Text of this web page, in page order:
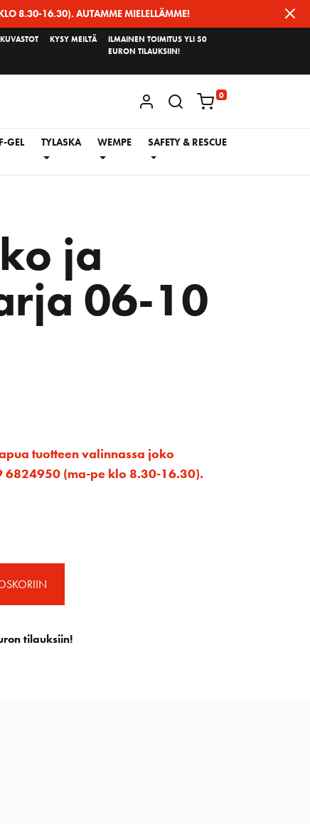
8.30-16.30). AUTAMME MIELELLÄMME!
KUVASTOT KYSY MEILTÄ
ILMAINEN TOIMITUS YLI 50
EURON TILAUKSIIN!
KIRJAUDU / REKISTERÖIDY
0
GEL TYLASKA WEMPE SAFETY & RESCUE
ja
06-10
tuotteen valinnassa joko
6824950 (ma-pe klo 8.30-16.30).
tilauksiin!